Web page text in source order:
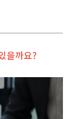
을까요?